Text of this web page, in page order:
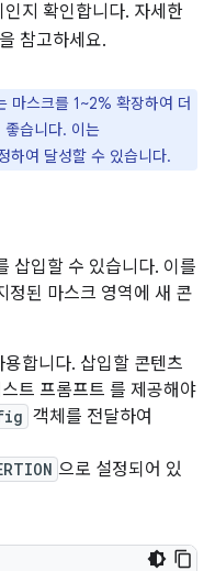
지 확인합니다. 자세한
을 참고하세요.
마스크를 1~2% 확장하여 더
좋습니다. 이는
하여 달성할 수 있습니다.
삽입할 수 있습니다. 이를
된 마스크 영역에 새 콘
용합니다. 삽입할 콘텐츠
트 프롬프트 를 제공해야
객체를 전달하여
으로 설정되어 있